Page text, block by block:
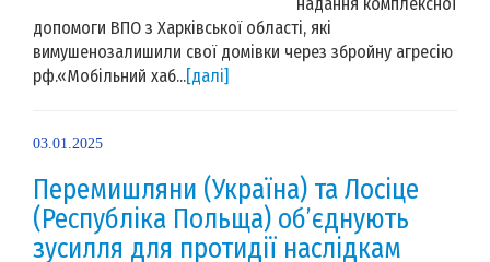
допомоги ВПО з Харківської області, які
вимушенозалишили свої домівки через збройну агресію
рф.«Мобільний хаб...[далі]
03.01.2025
Перемишляни (Україна) та Лосіце
(Республіка Польща) об’єднують
зусилля для протидії наслідкам